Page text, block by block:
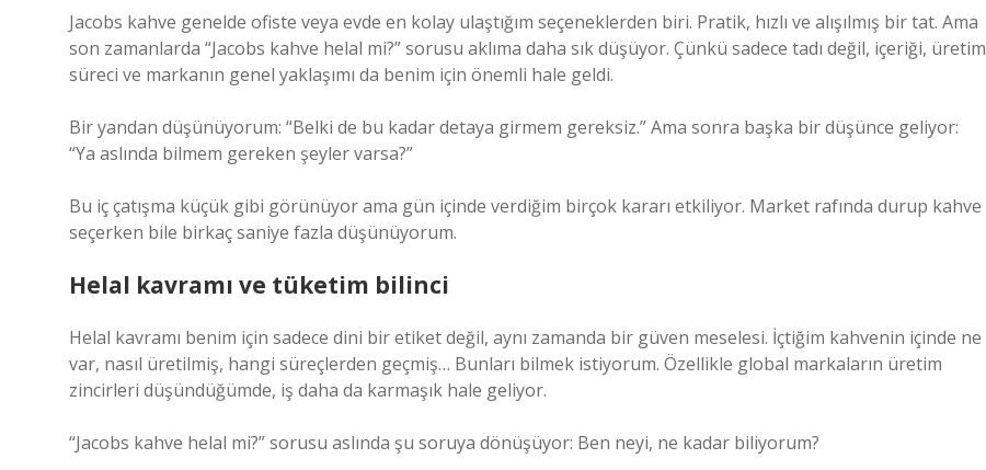
Jacobs kahve genelde ofiste veya evde en kolay ulaştığım seçeneklerden biri. Pratik, hızlı ve alışılmış bir tat. Ama
son zamanlarda “Jacobs kahve helal mi?” sorusu aklıma daha sık düşüyor. Çünkü sadece tadı değil, içeriği, üretim
süreci ve markanın genel yaklaşımı da benim için önemli hale geldi.
Bir yandan düşünüyorum: “Belki de bu kadar detaya girmem gereksiz.” Ama sonra başka bir düşünce geliyor:
“Ya aslında bilmem gereken şeyler varsa?”
Bu iç çatışma küçük gibi görünüyor ama gün içinde verdiğim birçok kararı etkiliyor. Market rafında durup kahve
seçerken bile birkaç saniye fazla düşünüyorum.
Helal kavramı ve tüketim bilinci
Helal kavramı benim için sadece dini bir etiket değil, aynı zamanda bir güven meselesi. İçtiğim kahvenin içinde ne
var, nasıl üretilmiş, hangi süreçlerden geçmiş… Bunları bilmek istiyorum. Özellikle global markaların üretim
zincirleri düşündüğümde, iş daha da karmaşık hale geliyor.
“Jacobs kahve helal mi?” sorusu aslında şu soruya dönüşüyor: Ben neyi, ne kadar biliyorum?